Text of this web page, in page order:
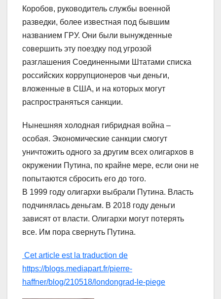
Коробов, руководитель службы военной
разведки, более известная под бывшим
названием ГРУ. Они были вынужденные
совершить эту поездку под угрозой
разглашения Соединенными Штатами списка
российских коррупционеров чьи деньги,
вложенные в США, и на которых могут
распространяться санкции.
Нынешняя холодная гибридная война –
особая. Экономические санкции смогут
уничтожить одного за другим всех олигархов в
окружении Путина, по крайне мере, если они не
попытаются сбросить его до того.
В 1999 году олигархи выбрали Путина. Власть
подчинялась деньгам. В 2018 году деньги
зависят от власти. Олигархи могут потерять
все. Им пора свернуть Путина.
Cet article est la traduction de
https://blogs.mediapart.fr/pierre-
haffner/blog/210518/londongrad-le-piege